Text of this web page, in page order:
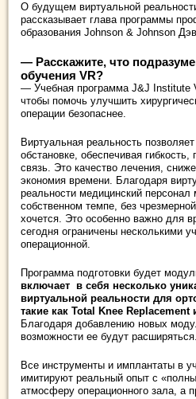
О будущем виртуальной
рассказывает глава программы
образования Johnson & Johnson
— Расскажите, что
обучения VR?
— Учебная программа J&J Institute
чтобы помочь улучшить
операции безопаснее.
Виртуальная реальность
обстановке, обеспечивая
связь. Это качество лечения,
экономия времени. Благодаря
реальности медицинский персонал
собственном темпе, без
хочется. Это особенно важно для
сегодня ограничены несколькими
операционной.
Программа подготовки будет
включает в себя несколько
виртуальной реальности для
такие как Total Knee
Благодаря добавлению новых
возможности ее будут расширяться.
Все инструменты и имплантаты в
имитируют реальный опыт с
атмосферу операционного зала, а